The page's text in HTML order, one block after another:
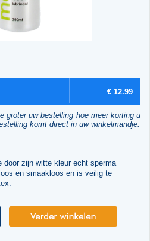
€ 12.99
groter uw bestelling hoe meer korting u
komt direct in uw winkelmandje.
door zijn witte kleur echt sperma
en smaakloos en is veilig te